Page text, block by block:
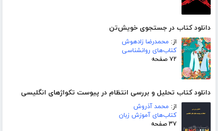
دانلود کتاب در جستجوی خویش‌تن
از: محمدرضا زادهوش
کتاب‌های روانشناسی
۷۲ صفحه
دانلود کتاب تحلیل و بررسی انتظام در پیوست تکواژهای انگلیسی
از: محمد آذروش
کتاب‌های آموزش زبان
۳۷ صفحه